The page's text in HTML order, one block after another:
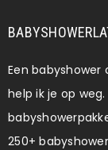
Een babyshower
help ik je op
250+